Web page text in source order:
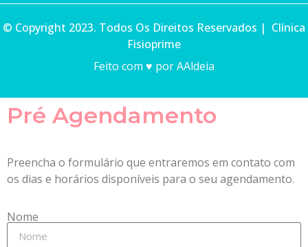
© Copyright 2023. Todos Os Direitos Reservados | Clínica
Fisioprime
Feito com ♥ por AAldeia
Pré Agendamento
Preencha o formulário que entraremos em contato com
os dias e horários disponíveis para o seu agendamento.
Nome